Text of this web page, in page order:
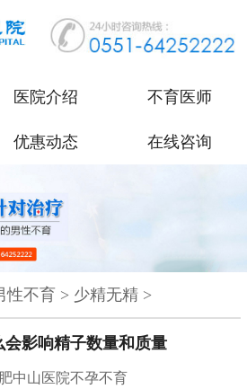
医院介绍 不育医师
优惠动态 在线咨询
性不育 > 少精无精>
会影响精子数量和质量
中山医院不孕不育